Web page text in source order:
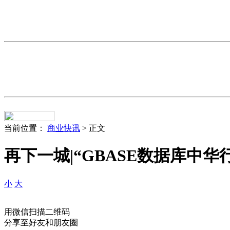
当前位置： 商业快讯 > 正文
再下一城|“GBASE数据库中
小 大
用微信扫描二维码
分享至好友和朋友圈